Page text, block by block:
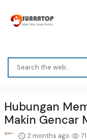
Hubungan
Makin Gencar
2 months ago 71